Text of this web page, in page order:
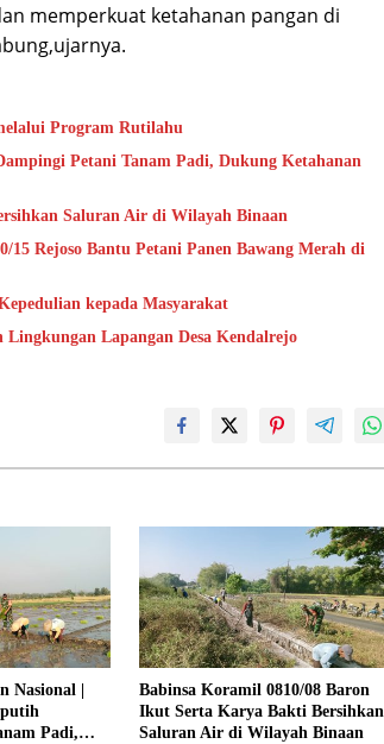
memperkuat ketahanan pangan di
Program Rutilahu
Petani Tanam Padi, Dukung Ketahanan
Saluran Air di Wilayah Binaan
Rejoso Bantu Petani Panen Bawang Merah di
kepada Masyarakat
Lingkungan Lapangan Desa Kendalrejo
Nasional |
Padi,
Babinsa Koramil 0810/08 Baron
Ikut Serta Karya Bakti Bersihkan
Saluran Air di Wilayah Binaan